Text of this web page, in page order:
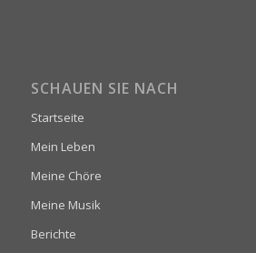
SCHAUEN SIE NACH
Startseite
Mein Leben
Meine Chöre
Meine Musik
Berichte